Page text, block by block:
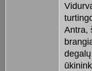
Antra,